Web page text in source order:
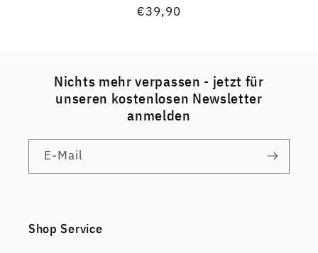
Normaler
€39,90
Nichts mehr verpassen - jetzt für
unseren kostenlosen Newsletter
anmelden
E-Mail
Shop Service